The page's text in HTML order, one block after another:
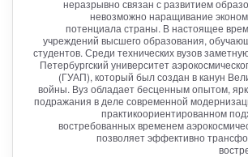
неразрывно связан с развитием
невозможно наращивание
потенциала страны. В настоящее
учреждений высшего образования,
студентов. Среди технических вузов
Петербургский университет
(ГУАП), который был создан в канун
войны. Вуз обладает бесценным опытом,
подражания в деле современной
практикоориентированном
востребованных временем
позволяет эффективно